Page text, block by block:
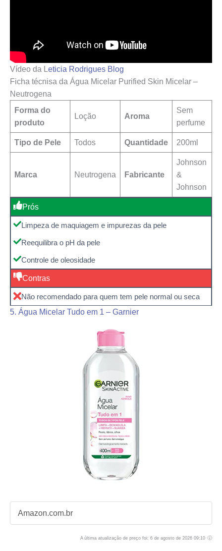
Vídeo da Leticia Rodrigues Blog
Ficha técnisa da Água Micelar Purified Skin Micelar –
Neutrogena
Forma do
produto
Loção Aroma
Sem
perfume
Tipo de Pele Todos Quantidade 200ml
Marca Neutrogena Fabricante
‎Johnson
&
Johnson
Prós
Limpeza de maquiagem e impurezas da pele
Reequilibra o pH da pele
Controle de oleosidade
Contras
Não recomendado para quem tem pele normal ou seca
5. Água Micelar Tudo em 1 – Garnier
Amazon.com.br
A última atualização de preço foi: 6 de agosto de 2026 09:10